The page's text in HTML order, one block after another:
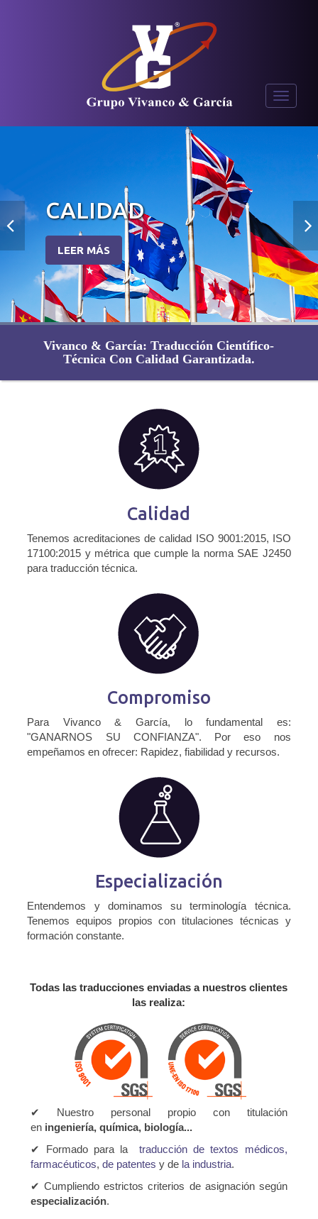
Toggle
CALIDAD
LEER MÁS
Vivanco & García: Traducción Científico-
Técnica Con Calidad Garantizada.
Calidad
Tenemos acreditaciones de calidad ISO 9001:2015, ISO
17100:2015 y métrica que cumple la norma SAE J2450
para traducción técnica.
Compromiso
Para Vivanco & García, lo fundamental es:
"GANARNOS SU CONFIANZA". Por eso nos
empeñamos en ofrecer: Rapidez, fiabilidad y recursos.
Especialización
Entendemos y dominamos su terminología técnica.
Tenemos equipos propios con titulaciones técnicas y
formación constante.
Todas las traducciones enviadas a nuestros clientes
las realiza:
✔ Nuestro personal propio con titulación
en ingeniería, química, biología...
✔ Formado para la
traducción de textos médicos,
farmacéuticos,de patentes y de la industria.
✔ Cumpliendo estrictos criterios de asignación según
especialización.